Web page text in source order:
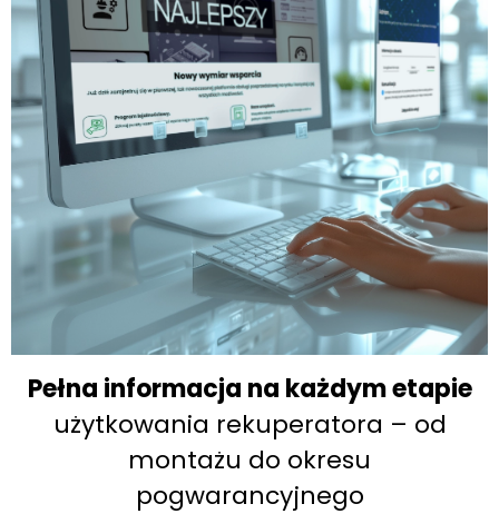
Pełna informacja na każdym etapie
użytkowania rekuperatora – od
montażu do okresu
pogwarancyjnego